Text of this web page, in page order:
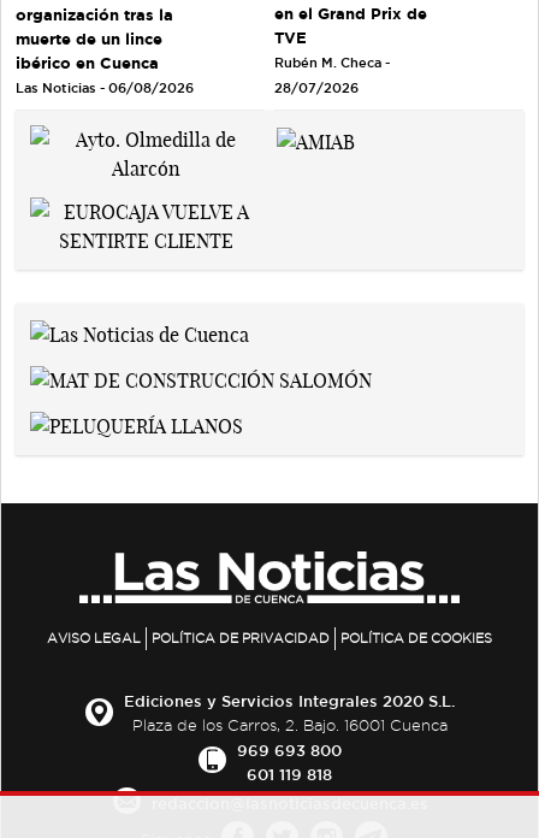
organización tras la
muerte de un lince
ibérico en Cuenca
Las Noticias - 06/08/2026
en el Grand Prix de
TVE
Rubén M. Checa -
28/07/2026
AVISO LEGAL POLÍTICA DE PRIVACIDAD POLÍTICA DE COOKIES
Ediciones y Servicios Integrales 2020 S.L.
Plaza de los Carros, 2. Bajo. 16001 Cuenca
969 693 800
601 119 818